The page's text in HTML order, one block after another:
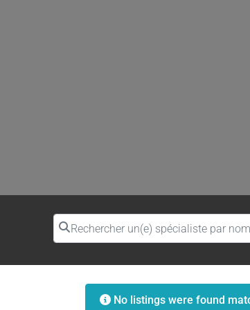
Rechercher un(e) spécialiste par nom
No listings were found